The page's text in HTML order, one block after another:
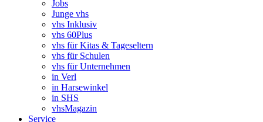
Jobs
Junge vhs
vhs Inklusiv
vhs 60Plus
vhs für Kitas & Tageseltern
vhs für Schulen
vhs für Unternehmen
in Verl
in Harsewinkel
in SHS
vhsMagazin
Service